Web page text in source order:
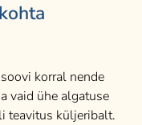
korral nende
vaid ühe algatuse
teavitus küljeribalt.